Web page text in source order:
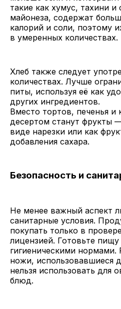
такие как хумус, тахини и
майонеза, содержат
калорий и соли, поэтому
в умеренных количествах.
Хлеб также следует
количествах. Лучше
питы, используя её как
других ингредиентов.
Вместо тортов, печенья и
десертом станут фрукты
виде нарезки или как
добавления сахара.
Безопасность и
Не менее важный аспект
санитарные условия.
покупать только в
лицензией. Готовьте
гигиеническими нормами.
ножи, использовавшиеся
нельзя использовать для
блюд.